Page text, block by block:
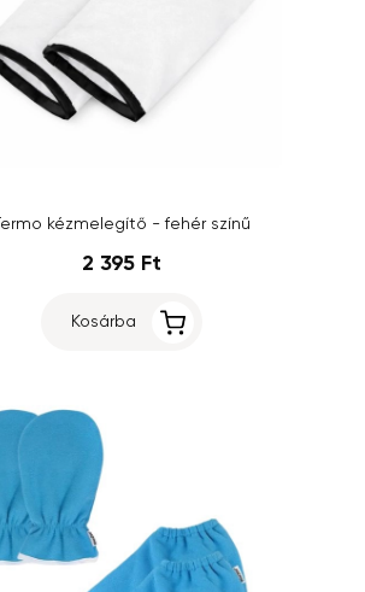
Termo kézmelegítő - fehér színű
2 395 Ft
Kosárba